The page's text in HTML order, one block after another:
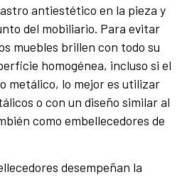
antiestético en la pieza y
del mobiliario. Para evitar
muebles brillen con todo su
homogénea, incluso si el
metálico, lo mejor es utilizar
o con un diseño similar al
como embellecedores de
desempeñan la